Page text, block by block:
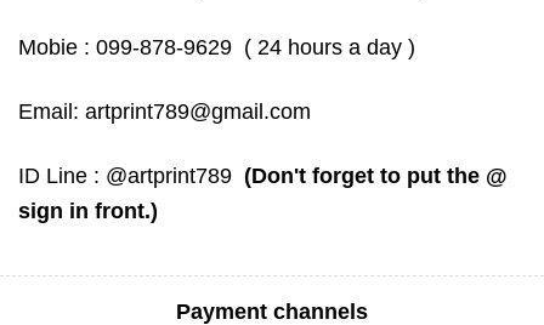
Mobie : 099-878-9629 ( 24 hours a day )
Email: artprint789@gmail.com
ID Line : @artprint789 (Don't forget to put the @
sign in front.)
Payment channels